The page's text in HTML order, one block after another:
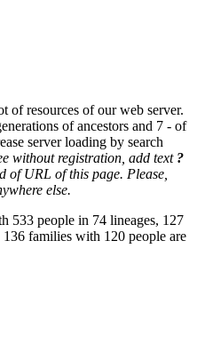
of resources of our web server.
of ancestors and 7 - of
server loading by search
without registration, add text ?
of URL of this page. Please,
else.
533 people in 74 lineages, 127
families with 120 people are